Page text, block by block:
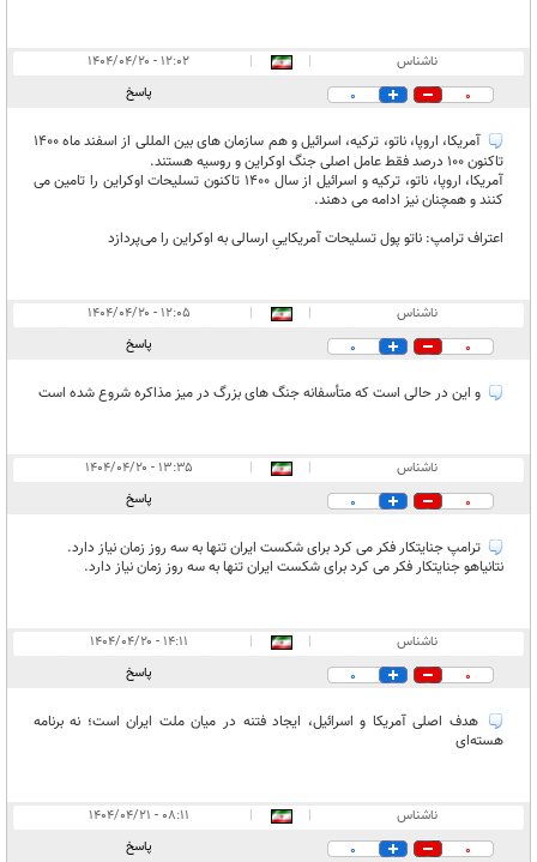
ناشناس |
|
۱۲:۰۲ - ۱۴۰۴/۰۴/۲۰
0
0 پاسخ
آمریکا، اروپا، ناتو، ترکیه، اسرائیل و هم سازمان های بین المللی از اسفند ماه 1400
تاکنون 100 درصد فقط عامل اصلی جنگ اوکراین و روسیه هستند.
آمریکا، اروپا، ناتو، ترکیه و اسرائیل از سال 1400 تاکنون تسلیحات اوکراین را تامین می
کنند و همچنان نیز ادامه می دهند.
اعتراف ترامپ: ناتو پول تسلیحات آمریکاییِ ارسالی به اوکراین را می‌پردازد
ناشناس |
|
۱۲:۰۵ - ۱۴۰۴/۰۴/۲۰
0
0 پاسخ
و این در حالی است که متأسفانه جنگ های بزرگ در میز مذاکره شروع شده است
ناشناس |
|
۱۳:۳۵ - ۱۴۰۴/۰۴/۲۰
0
0 پاسخ
ترامپ جنایتکار فکر می کرد برای شکست ایران تنها به سه روز زمان نیاز دارد.
نتانیاهو جنایتکار فکر می کرد برای شکست ایران تنها به سه روز زمان نیاز دارد.
ناشناس |
|
۱۴:۱۱ - ۱۴۰۴/۰۴/۲۰
0
0 پاسخ
هدف اصلی آمریکا و اسرائیل، ایجاد فتنه در میان ملت ایران است؛ نه برنامه
هسته‌ای
ناشناس |
|
۰۸:۱۱ - ۱۴۰۴/۰۴/۲۱
0
0 پاسخ